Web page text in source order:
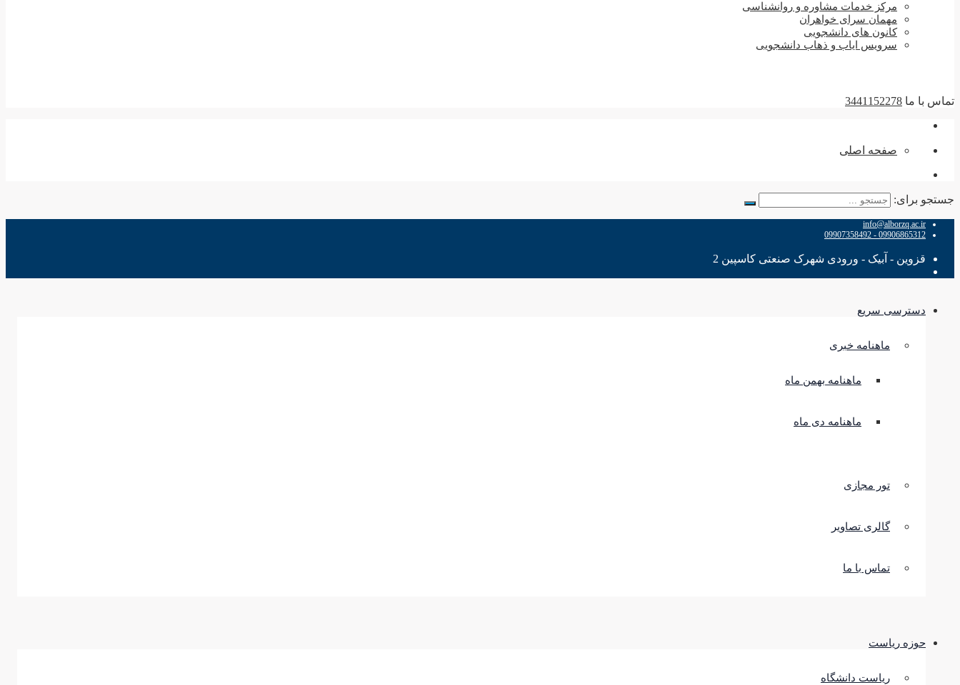
مرکز خدمات مشاوره و روانشناسی
مهمان سرای خواهران
کانون های دانشجویی
سرویس ایاب و ذهاب دانشجویی
تماس با ما 3441152278
صفحه اصلی
جستجو برای:
info@alborzq.ac.ir
09906865312 - 09907358492
قزوین - آبیک - ورودی شهرک صنعتی کاسپین 2
دسترسی سریع
ماهنامه خبری
ماهنامه بهمن ماه
ماهنامه دی ماه
تور مجازی
گالری تصاویر
تماس با ما
حوزه ریاست
ریاست دانشگاه